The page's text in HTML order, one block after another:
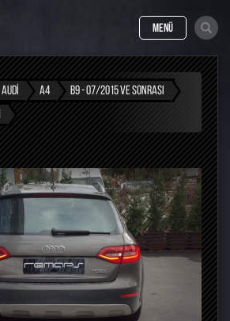
MENÜ
AUDI A4
B9 - 07/2015 VE SONRASI